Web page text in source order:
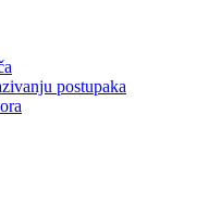
postupaka